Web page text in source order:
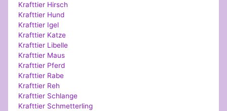
Krafttier Hirsch
Krafttier Hund
Krafttier Igel
Krafttier Katze
Krafttier Libelle
Krafttier Maus
Krafttier Pferd
Krafttier Rabe
Krafttier Reh
Krafttier Schlange
Krafttier Schmetterling